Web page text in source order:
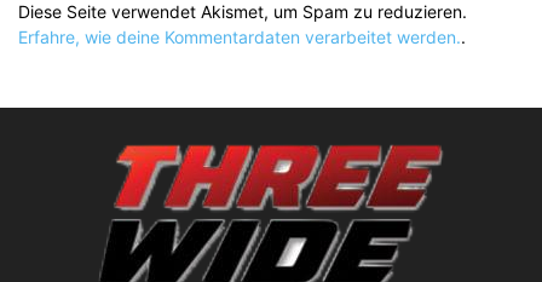
Diese Seite verwendet Akismet, um Spam zu reduzieren.
Erfahre, wie deine Kommentardaten verarbeitet werden..